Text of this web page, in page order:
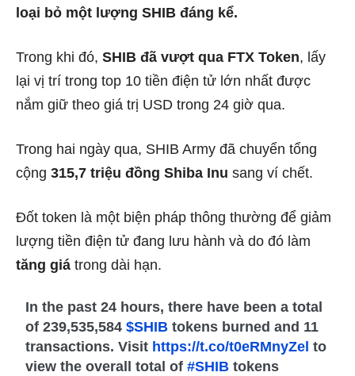
loại bỏ một lượng SHIB đáng kể.
Trong khi đó, SHIB đã vượt qua FTX Token, lấy
lại vị trí trong top 10 tiền điện tử lớn nhất được
nắm giữ theo giá trị USD trong 24 giờ qua.
Trong hai ngày qua, SHIB Army đã chuyển tổng
cộng 315,7 triệu đồng Shiba Inu sang ví chết.
Đốt token là một biện pháp thông thường để giảm
lượng tiền điện tử đang lưu hành và do đó làm
tăng giá trong dài hạn.
In the past 24 hours, there have been a total
of 239,535,584$SHIB tokens burned and 11
transactions. Visit https://t.co/t0eRMnyZel to
view the overall total of#SHIB tokens